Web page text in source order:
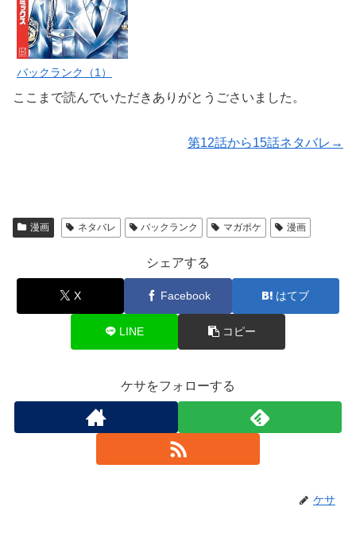
バックランク（1）
ここまで読んでいただきありがとうごさいました。
第12話から15話ネタバレ→
漫画 ネタバレ バックランク マガポケ 漫画
シェアする
X Facebook はてブ
LINE コピー
ケサをフォローする
ケサ